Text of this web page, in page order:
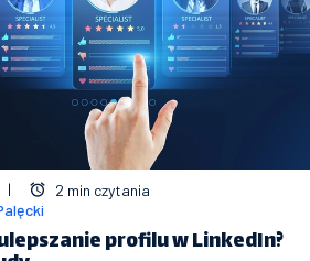
| 2 min czytania
profilu w LinkedIn?